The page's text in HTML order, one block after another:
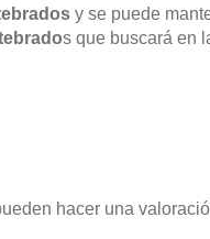
y se puede
s que buscará en
hacer una